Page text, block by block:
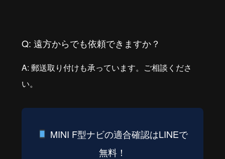
Q: 遠方からでも依頼できますか？
A: 郵送取り付けも承っています。ご相談くださ
い。
MINI F型ナビの適合確認はLINEで
無料！